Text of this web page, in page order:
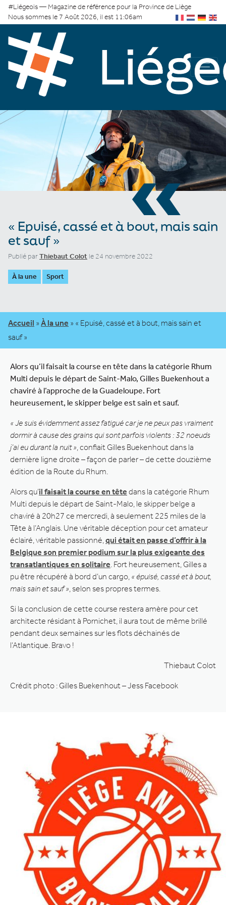
#Liégeois — Magazine de référence pour la Province de Liège
Nous sommes le 7 Août 2026, il est 11:06am
«
« Epuisé, cassé et à bout, mais sain
et sauf »
Publié parThiebaut Colot le 24 novembre 2022
À la une Sport
Accueil » À la une » « Epuisé, cassé et à bout, mais sain et
sauf »
Alors qu’il faisait la course en tête dans la catégorie Rhum
Multi depuis le départ de Saint-Malo, Gilles Buekenhout a
chaviré à l’approche de la Guadeloupe. Fort
heureusement, le skipper belge est sain et sauf.
« Je suis évidemment assez fatigué car je ne peux pas vraiment
dormir à cause des grains qui sont parfois violents : 32 noeuds
j’ai eu durant la nuit » , confiait Gilles Buekenhout dans la
dernière ligne droite – façon de parler – de cette douzième
édition de la Route du Rhum.
Alors qu’il faisait la course en tête dans la catégorie Rhum
Multi depuis le départ de Saint-Malo, le skipper belge a
chaviré à 20h27 ce mercredi, à seulement 225 miles de la
Tête à l’Anglais. Une véritable déception pour cet amateur
éclairé, véritable passionné, qui était en passe d’offrir à la
Belgique son premier podium sur la plus exigeante des
transatlantiques en solitaire . Fort heureusement, Gilles a
pu être récupéré à bord d’un cargo, « épuisé, cassé et à bout,
mais sain et sauf » , selon ses propres termes.
Si la conclusion de cette course restera amère pour cet
architecte résidant à Pornichet, il aura tout de même brillé
pendant deux semaines sur les flots déchainés de
l’Atlantique. Bravo !
Thiebaut Colot
Crédit photo : Gilles Buekenhout – Jess Facebook